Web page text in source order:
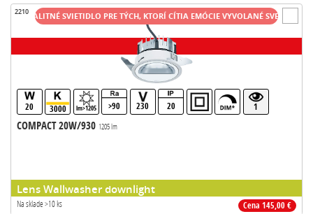
2210
20 3000 lm>1205 >90 230 20 1
COMPACT 20W/930 1205 lm
Lens Wallwasher downlight
Na sklade >10 ks Cena 145,00 €
KVALITNÉ SVIETIDLO PRE TÝCH, KTORÍ CÍTIA EMÓCIE VYVOLANÉ SVETLOM